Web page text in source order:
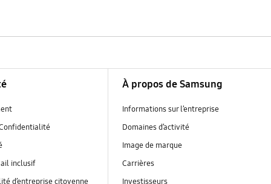
inclusif
d’entreprise citoyenne
À propos de Samsung
Informations sur l’entreprise
Domaines d’activité
Image de marque
Carrières
Investisseurs